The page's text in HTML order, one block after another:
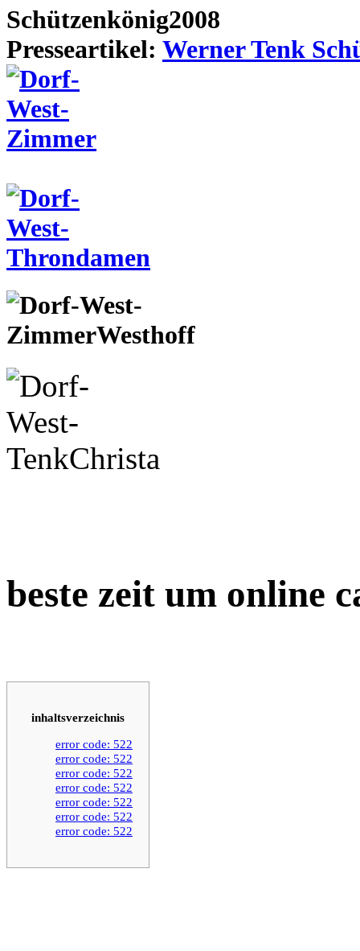
Presseartikel: Werner Tenk
beste zeit um online
inhaltsverzeichnis
error code: 522
error code: 522
error code: 522
error code: 522
error code: 522
error code: 522
error code: 522